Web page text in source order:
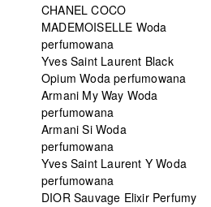
CHANEL COCO
MADEMOISELLE Woda
perfumowana
Yves Saint Laurent Black
Opium Woda perfumowana
Armani My Way Woda
perfumowana
Armani Si Woda
perfumowana
Yves Saint Laurent Y Woda
perfumowana
DIOR Sauvage Elixir Perfumy